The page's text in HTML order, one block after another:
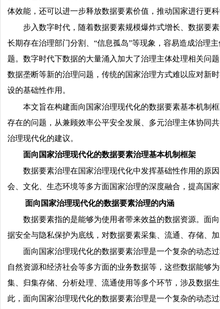
体效能，还可以进一步释放数据要素价值，推动国家进行更
步入数字时代，随着数据要素规模爆炸式增长、数据要
长期存在治理部门分割、“信息孤岛”等现象，容易造成治理
题。数字时代下数据的大量涌入加大了治理主体处理相关问
数据垄断等新的治理问题，传统的国家治理方式难以应对新
设的基础性作用。
本文旨在构建面向国家治理现代化的数据要素基本机制
存在的问题，从兼顾效率公平安全发展、多元治理主体协同
治理现代化的建议。
面向国家治理现代化的数据要素治理基本机制框架
数据要素治理在国家治理现代化中发挥基础性作用的原
会、文化、生态环境等多方面国家治理的深度融合，提高国
面向国家治理现代化的数据要素治理的内涵
数据要素指的是能够为使用者带来效益的数据资源。面
据安全与隐私保护为底线，对数据要素采集、流通、存储、
面向国家治理现代化的数据要素治理是一个复杂的动态
自然资源和经济社会等多方面的业务数据等，这些数据能够
集、归集存储、分析处理、流通使用等多个环节，涉及数据
此，面向国家治理现代化的数据要素治理是一个复杂的动态